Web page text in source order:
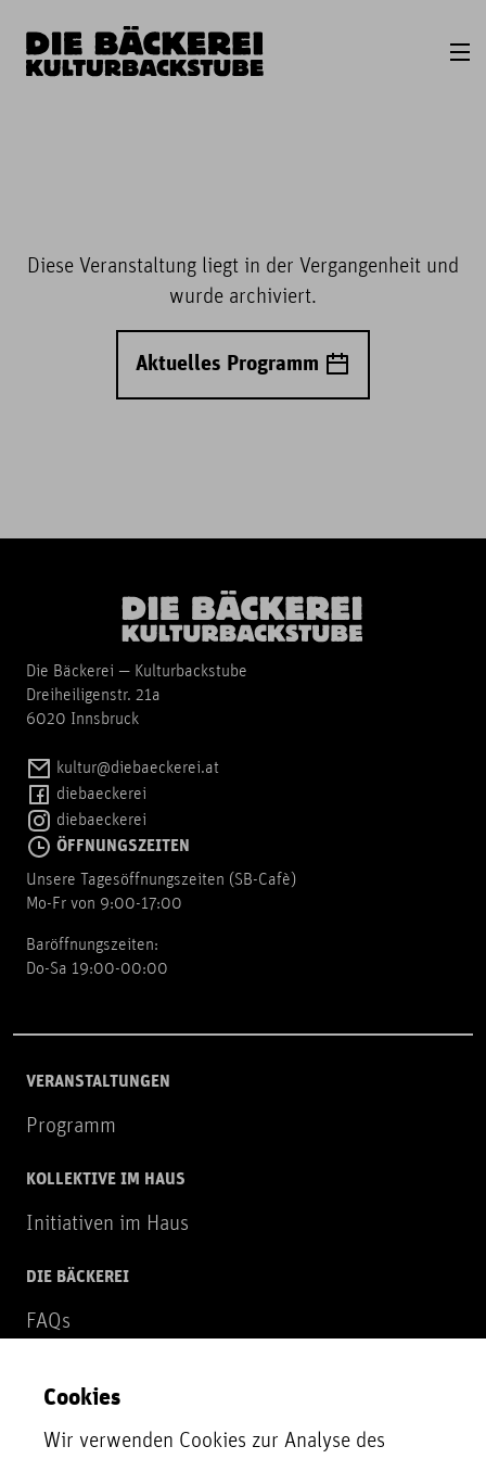
Diese Veranstaltung liegt in der Vergangenheit und
wurde archiviert.
Aktuelles Programm
Die Bäckerei — Kulturbackstube
Dreiheiligenstr. 21a
6020 Innsbruck
kultur@diebaeckerei.at
diebaeckerei
diebaeckerei
ÖFFNUNGSZEITEN
Unsere Tagesöffnungszeiten (SB-Cafè)
Mo-Fr von 9:00-17:00
Baröffnungszeiten:
Do-Sa 19:00-00:00
VERANSTALTUNGEN
Programm
KOLLEKTIVE IM HAUS
Initiativen im Haus
DIE BÄCKEREI
FAQs
NEWSLETTER
Zur Newsletter Anmeldung
Cookies
Wir verwenden Cookies zur Analyse des